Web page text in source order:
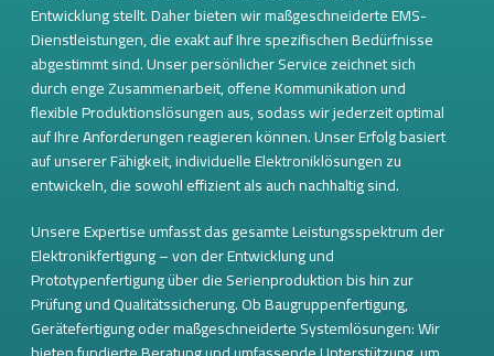
Entwicklung stellt. Daher bieten wir maßgeschneiderte EMS-
Dienstleistungen, die exakt auf Ihre spezifischen Bedürfnisse
abgestimmt sind. Unser persönlicher Service zeichnet sich
durch enge Zusammenarbeit, offene Kommunikation und
flexible Produktionslösungen aus, sodass wir jederzeit optimal
auf Ihre Anforderungen reagieren können. Unser Erfolg basiert
auf unserer Fähigkeit, individuelle Elektroniklösungen zu
entwickeln, die sowohl effizient als auch nachhaltig sind.
Unsere Expertise umfasst das gesamte Leistungsspektrum der
Elektronikfertigung – von der Entwicklung und
Prototypenfertigung über die Serienproduktion bis hin zur
Prüfung und Qualitätssicherung. Ob Baugruppenfertigung,
Gerätefertigung oder maßgeschneiderte Systemlösungen: Wir